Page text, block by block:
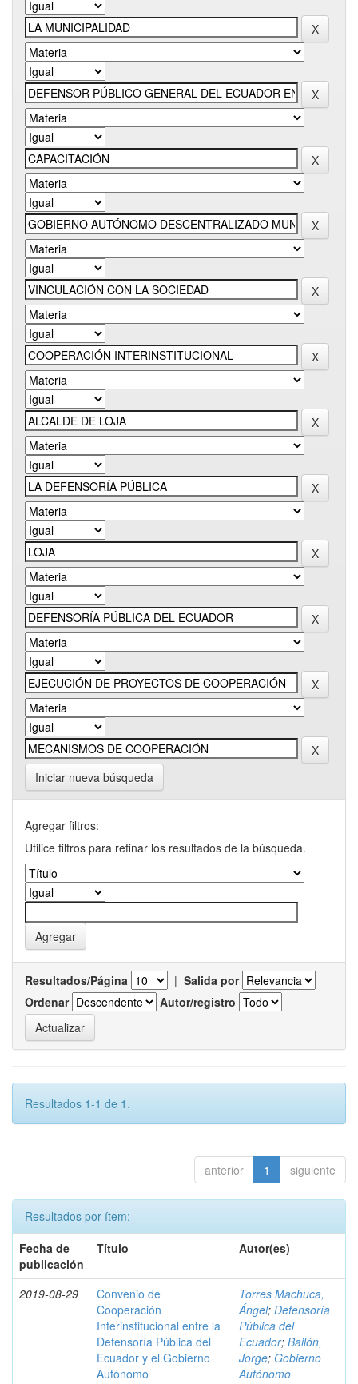
Iniciar nueva búsqueda
Agregar filtros:
Utilice filtros para refinar los resultados de la búsqueda.
Resultados/Página | Salida por
Ordenar
Autor/registro
Resultados 1-1 de 1.
anterior 1 siguiente
Resultados por ítem:
Fecha de
publicación
Título Autor(es)
2019-08-29
Convenio de
Cooperación
Interinstitucional entre la
Defensoría Pública del
Ecuador y el Gobierno
Autónomo
Torres Machuca,
Ángel; Defensoría
Pública del
Ecuador; Bailón,
Jorge; Gobierno
Autónomo